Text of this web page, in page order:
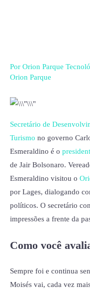
Por Orion Parque
Orion Parque
Secretário de
Turismo no governo
Esmeraldino é o
de Jair Bolsonaro.
Esmeraldino visitou o
por Lages, dialogando
políticos. O secretário
impressões a frente da
Como você
Sempre foi e continua
Moisés vai, cada vez